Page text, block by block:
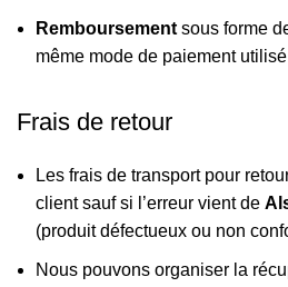
Remboursement sous forme
même mode de paiement utilisé
Frais de retour
Les frais de transport pour
client sauf si l’erreur vient de
(produit défectueux ou non
Nous pouvons organiser la